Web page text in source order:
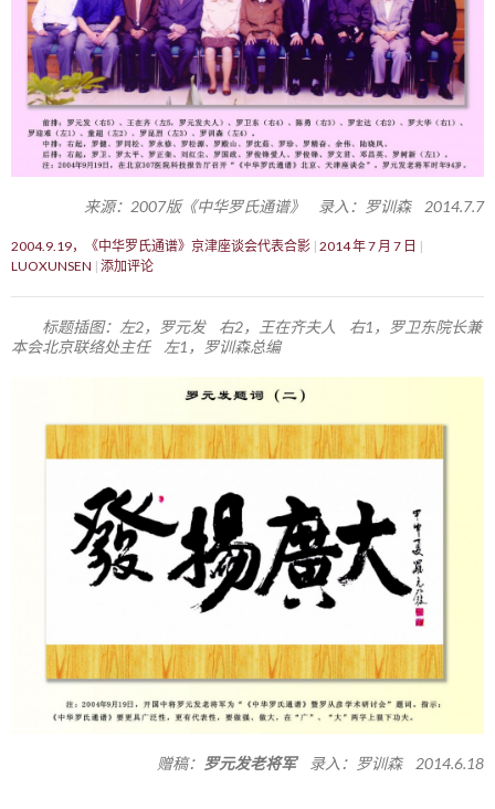
来源：2007版《中华罗氏通谱》 录入：罗训森 2014.7.7
2004.9.19，《中华罗氏通谱》京津座谈会代表合影 2014 年 7 月 7 日
LUOXUNSEN 添加评论
标题插图：左2，罗元发 右2，王在齐夫人 右1，罗卫东院长兼
本会北京联络处主任 左1，罗训森总编
赠稿： 罗元发老将军录入：罗训森 2014.6.18